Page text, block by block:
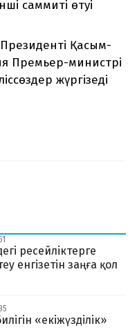
саммиті өтуі
Қасым-
Премьер-министрі
жүргізеді
ресейліктерге
енгізетін заңға қол
«екіжүзділік»